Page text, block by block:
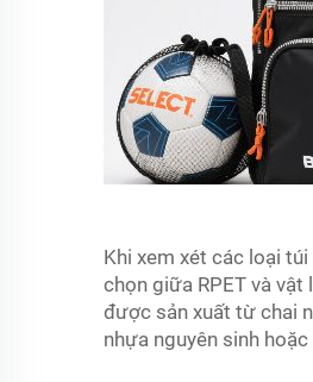
Khi xem xét các loại
chọn giữa RPET và
được sản xuất từ chai
nhựa nguyên sinh